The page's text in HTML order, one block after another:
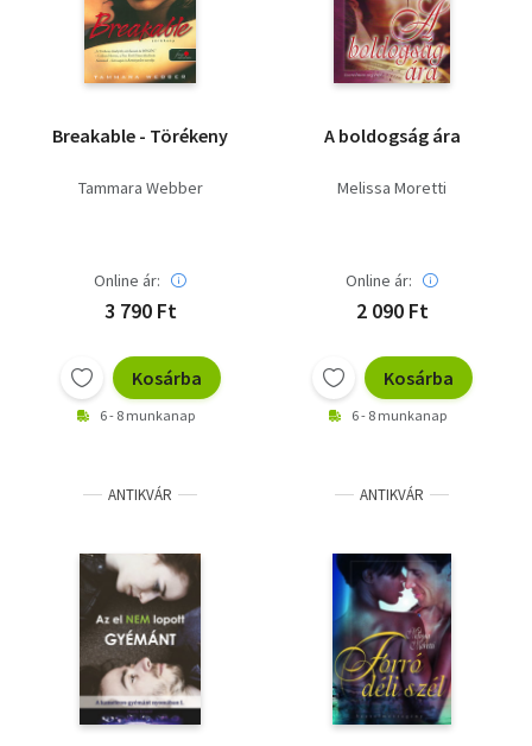
Breakable - Törékeny
Tammara Webber
Online ár:
3 790 Ft
Kosárba
6 - 8 munkanap
A boldogság ára
Melissa Moretti
Online ár:
2 090 Ft
Kosárba
6 - 8 munkanap
ANTIKVÁR ANTIKVÁR